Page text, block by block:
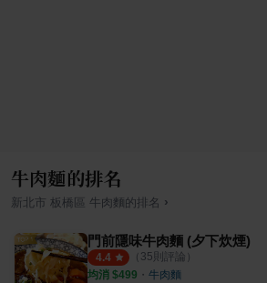
牛肉麵的排名
新北市 板橋區 牛肉麵的排名 ›
門前隱味牛肉麵 (夕下炊煙)
4.4 （ 35則評論）
均消 $499 ・ 牛肉麵